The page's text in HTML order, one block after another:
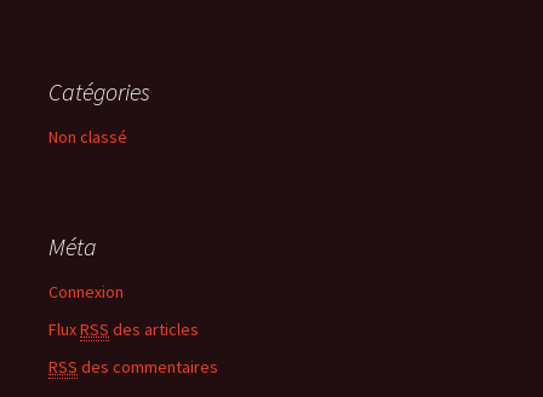
Catégories
Non classé
Méta
Connexion
FluxRSS des articles
RSS des commentaires